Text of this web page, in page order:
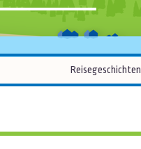
Reisegeschichten